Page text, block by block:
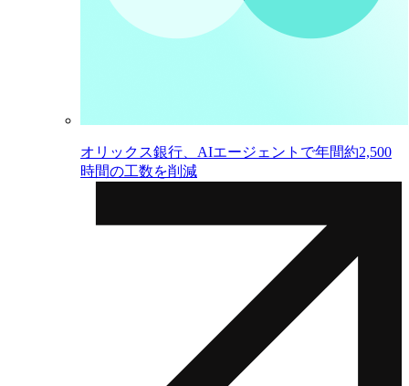
オリックス銀行、AIエージェントで年間約2,500
時間の工数を削減